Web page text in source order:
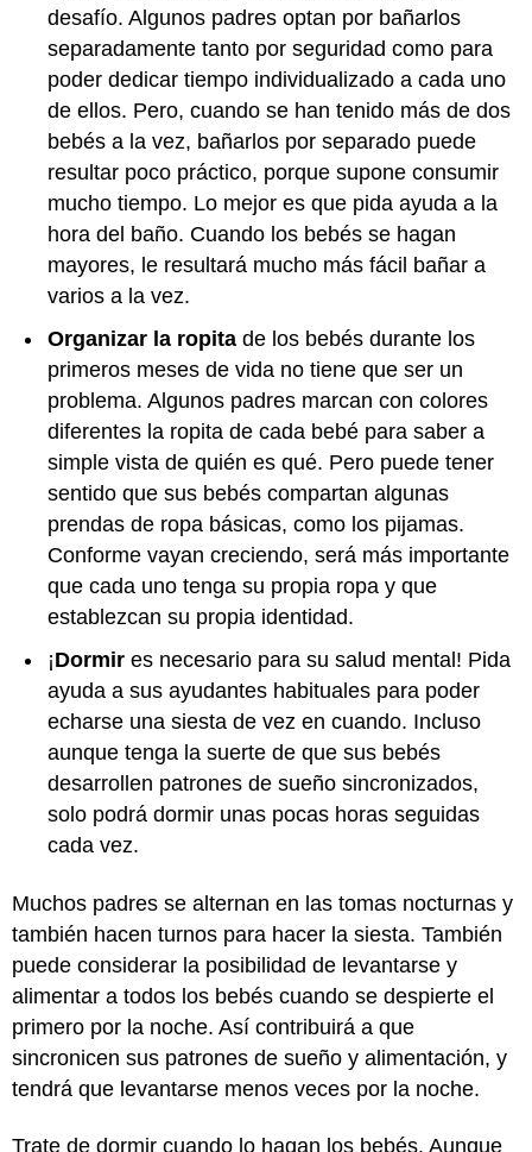
desafío. Algunos padres optan por bañarlos
separadamente tanto por seguridad como para
poder dedicar tiempo individualizado a cada uno
de ellos. Pero, cuando se han tenido más de dos
bebés a la vez, bañarlos por separado puede
resultar poco práctico, porque supone consumir
mucho tiempo. Lo mejor es que pida ayuda a la
hora del baño. Cuando los bebés se hagan
mayores, le resultará mucho más fácil bañar a
varios a la vez.
Organizar la ropita de los bebés durante los
primeros meses de vida no tiene que ser un
problema. Algunos padres marcan con colores
diferentes la ropita de cada bebé para saber a
simple vista de quién es qué. Pero puede tener
sentido que sus bebés compartan algunas
prendas de ropa básicas, como los pijamas.
Conforme vayan creciendo, será más importante
que cada uno tenga su propia ropa y que
establezcan su propia identidad.
¡Dormir es necesario para su salud mental! Pida
ayuda a sus ayudantes habituales para poder
echarse una siesta de vez en cuando. Incluso
aunque tenga la suerte de que sus bebés
desarrollen patrones de sueño sincronizados,
solo podrá dormir unas pocas horas seguidas
cada vez.
Muchos padres se alternan en las tomas nocturnas y
también hacen turnos para hacer la siesta. También
puede considerar la posibilidad de levantarse y
alimentar a todos los bebés cuando se despierte el
primero por la noche. Así contribuirá a que
sincronicen sus patrones de sueño y alimentación, y
tendrá que levantarse menos veces por la noche.
Trate de dormir cuando lo hagan los bebés. Aunque